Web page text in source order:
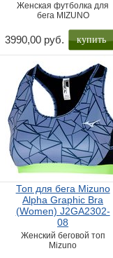
Женская футболка для
бега MIZUNO
3990,00 руб. купить
Топ для бега Mizuno
Alpha Graphic Bra
(Women) J2GA2302-
08
Женский беговой топ
Mizuno